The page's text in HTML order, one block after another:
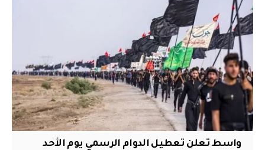
واسط تعلن تعطيل الدوام الرسمي يوم الأحد